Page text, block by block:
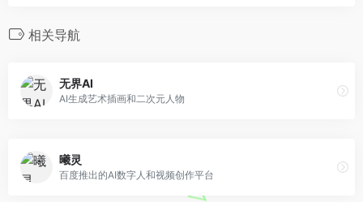
相关导航
无界AI
AI生成艺术插画和二次元人物
曦灵
百度推出的AI数字人和视频创作平台